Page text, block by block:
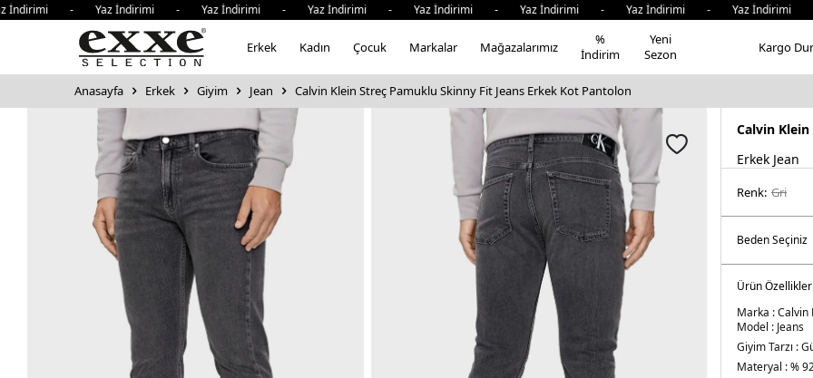
- Yaz İndirimi - Yaz İndirimi - Yaz İndirimi - Yaz İndirimi - Yaz İndirimi - Yaz İndirimi - Yaz
Erkek Kadın Çocuk Markalar Mağazalarımız
%
İndirim
Yeni
Sezon
Kargo
Anasayfa Erkek Giyim Jean Calvin Klein Streç Pamuklu Skinny Fit Jeans Erkek Kot Pantolon
Calvin Klein
Erkek Jean
Renk: gri̇
Ürün Özellikleri
Marka :Calvin
Model : Jeans
Giyim Tarzı :
Materyal :%